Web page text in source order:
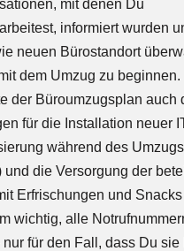
mit denen Du
informiert wurden
neuen Bürostandort
dem Umzug zu
der Büroumzugsplan auch
für die Installation neuer
während des
und die Versorgung der
Erfrischungen und
wichtig, alle
für den Fall, dass Du sie